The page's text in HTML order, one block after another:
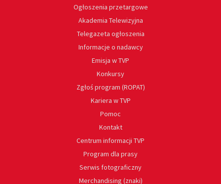
Ogłoszenia przetargowe
Akademia Telewizyjna
Telegazeta ogłoszenia
Informacje o nadawcy
Emisja w TVP
Konkursy
Zgłoś program (ROPAT)
Kariera w TVP
Pomoc
Kontakt
Centrum informacji TVP
Program dla prasy
Serwis fotograficzny
Merchandising (znaki)